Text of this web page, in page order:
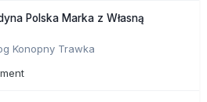
Polska Marka z Własną
Konopny Trawka